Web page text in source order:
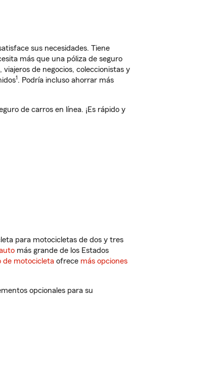
sus necesidades. Tiene
más que una póliza de seguro
de negocios, coleccionistas y
1. Podría incluso ahorrar más
de carros en línea. ¡Es rápido y
para motocicletas de dos y tres
más grande de los Estados
de motocicleta ofrece más opciones
opcionales para su